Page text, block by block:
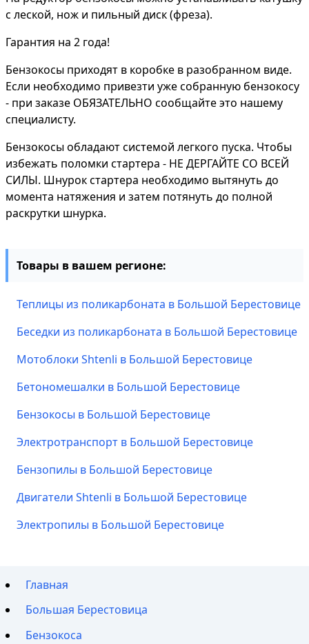
с леской, нож и пильный диск (фреза).
Гарантия на 2 года!
Бензокосы приходят в коробке в разобранном виде.
Если необходимо привезти уже собранную бензокосу
- при заказе ОБЯЗАТЕЛЬНО сообщайте это нашему
специалисту.
Бензокосы обладают системой легкого пуска. Чтобы
избежать поломки стартера - НЕ ДЕРГАЙТЕ СО ВСЕЙ
СИЛЫ. Шнурок стартера необходимо вытянуть до
момента натяжения и затем потянуть до полной
раскрутки шнурка.
Товары в вашем регионе:
Теплицы из поликарбоната в Большой Берестовице
Беседки из поликарбоната в Большой Берестовице
Мотоблоки Shtenli в Большой Берестовице
Бетономешалки в Большой Берестовице
Бензокосы в Большой Берестовице
Электротранспорт в Большой Берестовице
Бензопилы в Большой Берестовице
Двигатели Shtenli в Большой Берестовице
Электропилы в Большой Берестовице
Главная
Большая Берестовица
Бензокоса